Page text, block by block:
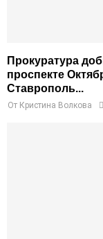
Прокуратура
проспекте
Ставрополь...
От Кристина Волкова